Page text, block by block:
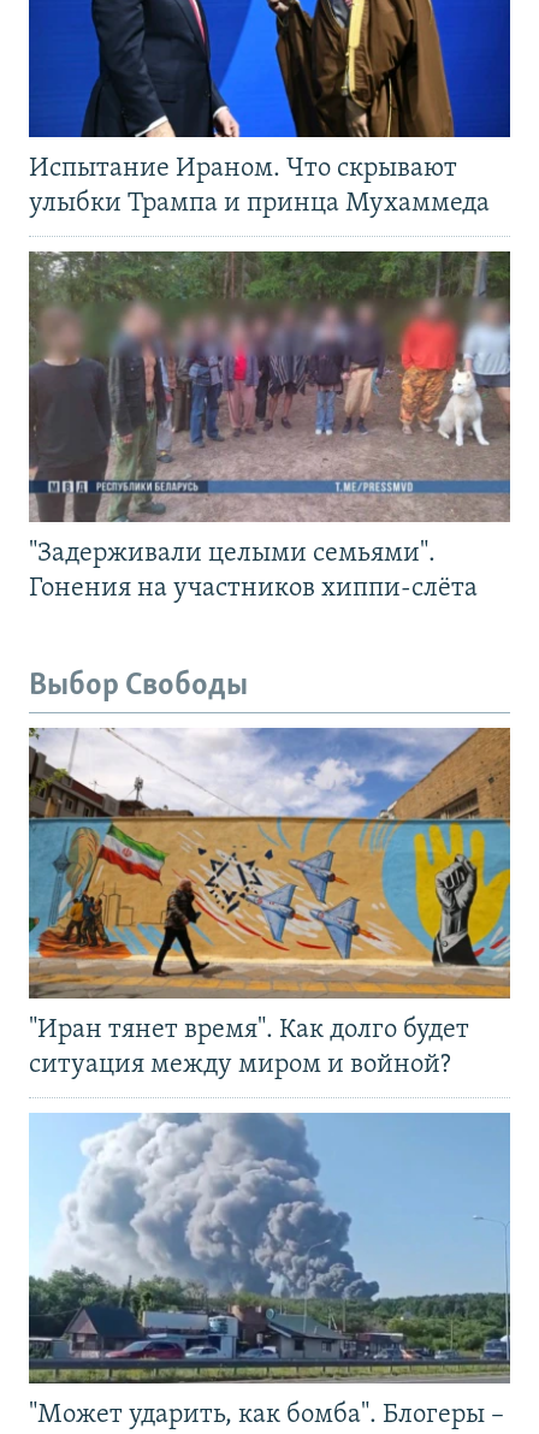
Испытание Ираном. Что скрывают
улыбки Трампа и принца Мухаммеда
"Задерживали целыми семьями".
Гонения на участников хиппи-слёта
Выбор Свободы
"Иран тянет время". Как долго будет
ситуация между миром и войной?
"Может ударить, как бомба". Блогеры –